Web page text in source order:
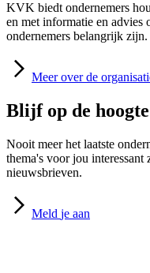
KVK biedt ondernemers
en met informatie en advies
ondernemers belangrijk zijn.
Meer over de
Blijf op de hoogte
Nooit meer het laatste
thema's voor jou
nieuwsbrieven.
Meld je aan